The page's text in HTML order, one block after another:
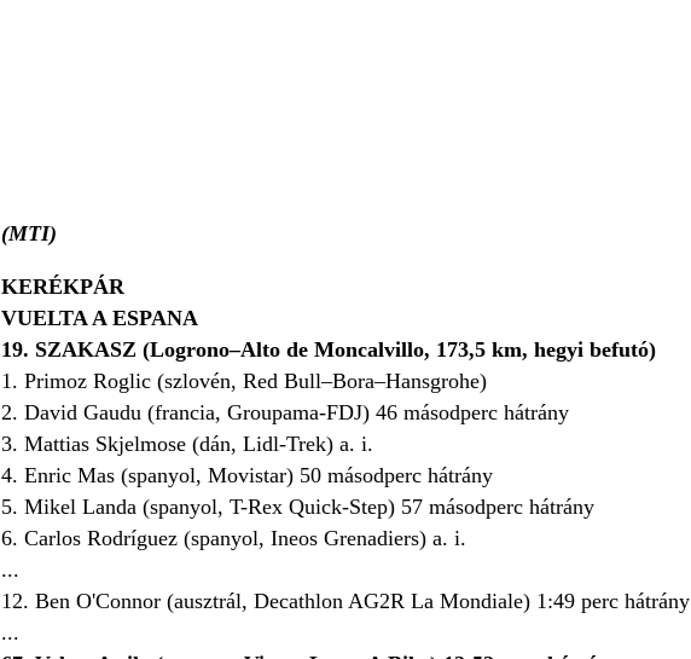
(MTI)
KERÉKPÁR
VUELTA A ESPANA
19. SZAKASZ (Logrono–Alto de Moncalvillo, 173,5 km, hegyi befutó)
1. Primoz Roglic (szlovén, Red Bull–Bora–Hansgrohe)
2. David Gaudu (francia, Groupama-FDJ) 46 másodperc hátrány
3. Mattias Skjelmose (dán, Lidl-Trek) a. i.
4. Enric Mas (spanyol, Movistar) 50 másodperc hátrány
5. Mikel Landa (spanyol, T-Rex Quick-Step) 57 másodperc hátrány
6. Carlos Rodríguez (spanyol, Ineos Grenadiers) a. i.
...
12. Ben O'Connor (ausztrál, Decathlon AG2R La Mondiale) 1:49 perc hátrány
...